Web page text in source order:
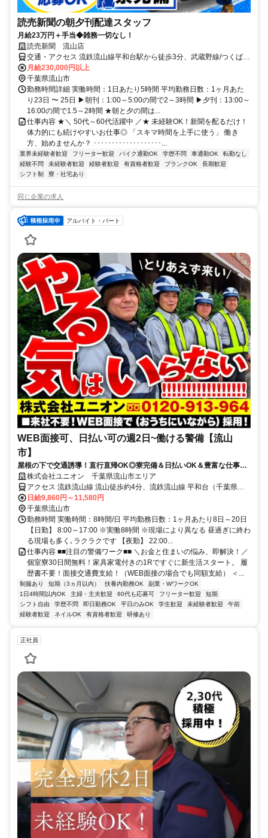
読売新聞の朝夕刊配達スタッフ
月給23万円＋手当◆雑務一切なし！
読売新聞 流山店
交通・アクセス 流鉄流山線平和台駅から徒歩3分、武蔵野線/つくばエ
クスプレス南流山駅から車で5分
月給230,000円以上
千葉県流山市
勤務時間詳細 実働時間：1日あたり5時間 平均勤務日数：1ヶ月あた
り23日 〜 25日 ▶朝刊：1:00～5:00の間で2～3時間 ▶夕刊：13:00～
16:00の間で1.5～2時間 ★朝と夕の間は...
仕事内容 ★＼ 50代～60代活躍中 ／★ 未経験OK！新聞を配るだけ！
体力的にも続けやすいお仕事◎ 「スキマ時間を上手に使う」 働き
方、始めませんか？ ･･･････････････････...
業界未経験者歓迎 フリーター歓迎 バイク通勤OK 学歴不問 車通勤OK
転勤なし
経験不問
未経験者歓迎 経験者歓迎 有資格者歓迎 ブランクOK
長期歓迎
シフト制
寮・社宅あり
同じ企業の求人
アルバイト・パート
WEB面接可、日払い可の週2日~働ける警備【流山
市】
屋根の下で交通誘導！直行直帰OK◎寮完備＆日払いOK＆豊富な仕事量
★仕事が早く終わった時でも日給保証
株式会社ユニオン 千葉県流山市エリア
アクセス 流鉄流山線 流山徒歩約4分、流鉄流山線 平和台（千葉県）
徒歩約9分、つくばエクスプレス 流山セントラルパーク徒歩約17分
千葉県流山市エリア（南流山駅、鰭ケ崎駅、流山駅、初石駅、流山お
おたかの森駅、江戸川台駅、運河駅）
日給9,860円～11,580円
千葉県流山市
勤務時間 実働時間：8時間/日 平均勤務日数：1ヶ月あたり8日～20日
【日勤】 8:00～17:00 ※実働8時間 ※現場により異なる 昼過ぎに終わ
る現場も多く､ラクラクです 【夜勤】 22:00...
仕事内容 ■■注目の警備ワーク■■ ＼お金と住まいの悩み、即解決！／
個室寮30日間無料！家具家電付きの1Rですぐに新生活スタート。 履
歴書不要！面接交通費支給！（WEB面接の場合でも同額支給） ＜...
制服あり 短期（3ヵ月以内） 扶養内勤務OK
副業・WワークOK
1日4時間以内OK
主婦・主夫歓迎 60代も応募可 フリーター歓迎
短期
シフト自由
学歴不問 即日勤務OK 平日のみOK 学生歓迎 未経験者歓迎
午前
経験者歓迎
ネイルOK 有資格者歓迎 研修あり
正社員